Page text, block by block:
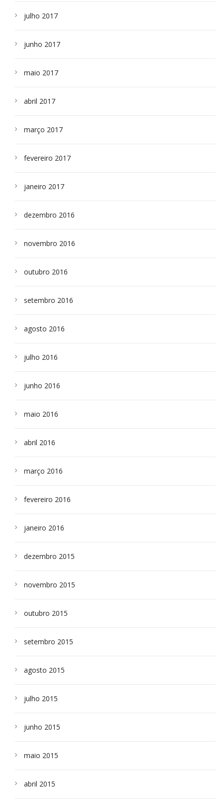
julho 2017
junho 2017
maio 2017
abril 2017
março 2017
fevereiro 2017
janeiro 2017
dezembro 2016
novembro 2016
outubro 2016
setembro 2016
agosto 2016
julho 2016
junho 2016
maio 2016
abril 2016
março 2016
fevereiro 2016
janeiro 2016
dezembro 2015
novembro 2015
outubro 2015
setembro 2015
agosto 2015
julho 2015
junho 2015
maio 2015
abril 2015